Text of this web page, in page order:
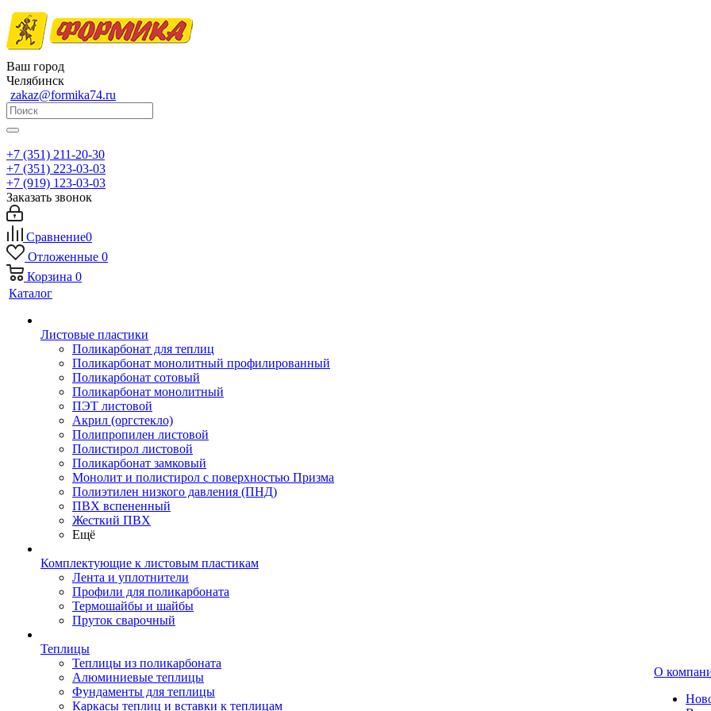
Ваш город
Челябинск
zakaz@formika74.ru
+7 (351) 211-20-30
+7 (351) 223-03-03
+7 (919) 123-03-03
Заказать звонок
Сравнение0
Отложенные 0
Корзина 0
Каталог
Листовые пластики
Поликарбонат для теплиц
Поликарбонат монолитный профилированный
Поликарбонат сотовый
Поликарбонат монолитный
ПЭТ листовой
Акрил (оргстекло)
Полипропилен листовой
Полистирол листовой
Поликарбонат замковый
Монолит и полистирол с поверхностью Призма
Полиэтилен низкого давления (ПНД)
ПВХ вспененный
Жесткий ПВХ
Ещё
Комплектующие к листовым пластикам
Лента и уплотнители
Профили для поликарбоната
Термошайбы и шайбы
Пруток сварочный
Теплицы
Теплицы из поликарбоната
Алюминиевые теплицы
Фундаменты для теплицы
Каркасы теплиц и вставки к теплицам
О